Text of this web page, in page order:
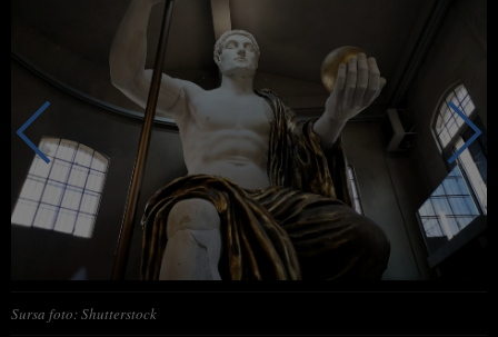
Sursa foto: Shutterstock